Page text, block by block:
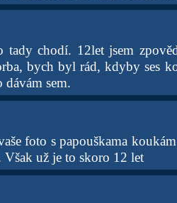
tady chodí. 12let jsem
bych byl rád, kdyby ses
dávám sem.
foto s papouškama
už je to skoro 12 let